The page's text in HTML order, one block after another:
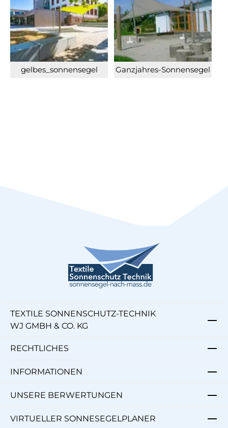
gelbes_sonnensegel Ganzjahres-Sonnensegel
TEXTILE SONNENSCHUTZ-TECHNIK
WJ GMBH & CO. KG
RECHTLICHES
INFORMATIONEN
UNSERE BERWERTUNGEN
VIRTUELLER SONNESEGELPLANER